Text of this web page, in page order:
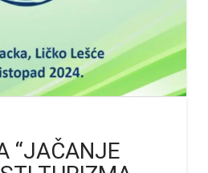
“JAČANJE